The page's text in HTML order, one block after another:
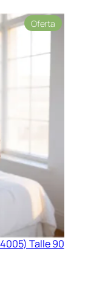
Oferta
en
Talle 90